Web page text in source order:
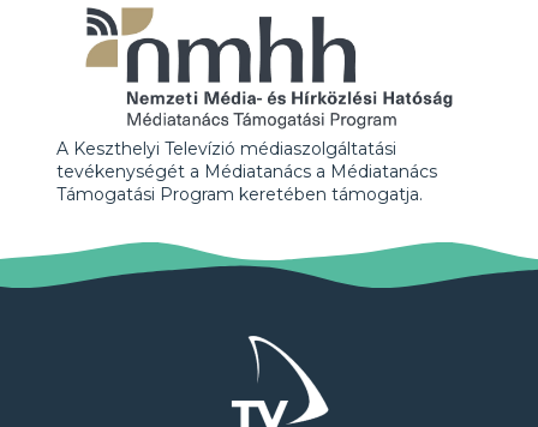
A Keszthelyi Televízió médiaszolgáltatási
tevékenységét a Médiatanács a Médiatanács
Támogatási Program keretében támogatja.